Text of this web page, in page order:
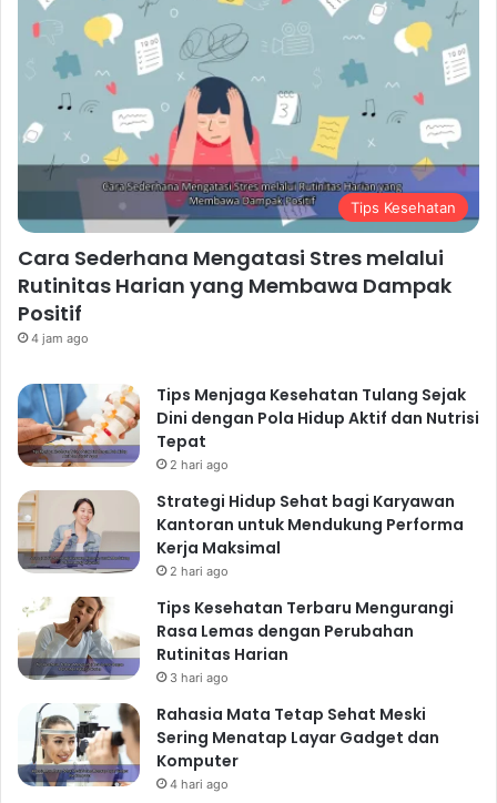
Tips Kesehatan
Cara Sederhana Mengatasi Stres melalui
Rutinitas Harian yang Membawa Dampak
Positif
4 jam ago
Tips Menjaga Kesehatan Tulang Sejak
Dini dengan Pola Hidup Aktif dan Nutrisi
Tepat
2 hari ago
Strategi Hidup Sehat bagi Karyawan
Kantoran untuk Mendukung Performa
Kerja Maksimal
2 hari ago
Tips Kesehatan Terbaru Mengurangi
Rasa Lemas dengan Perubahan
Rutinitas Harian
3 hari ago
Rahasia Mata Tetap Sehat Meski
Sering Menatap Layar Gadget dan
Komputer
4 hari ago